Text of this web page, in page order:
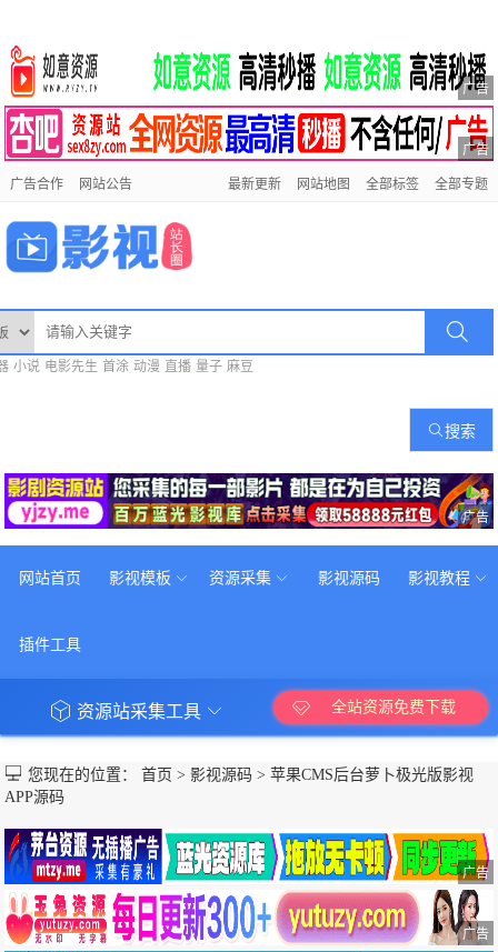
广告
广告
广告合作 网站公告 最新更新 网站地图 全部标签 全部专题
小说 电影先生 首涂 动漫 直播 量子 麻豆
搜索
广告
网站首页 影视模板 资源采集 影视源码 影视教程
插件工具
资源站采集工具 全站资源免费下载
您现在的位置：首页 > 影视源码 >苹果CMS后台萝卜极光版影视
APP源码
广告
广告